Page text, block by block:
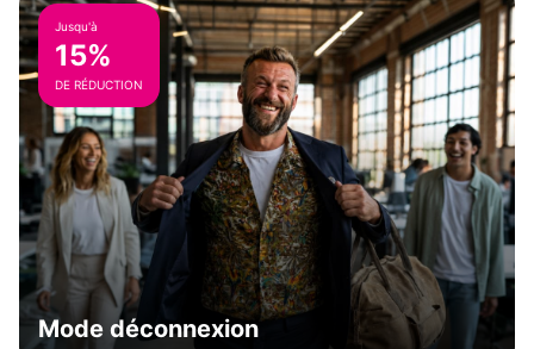
Jusqu'à
15%
DE RÉDUCTION
Mode déconnexion